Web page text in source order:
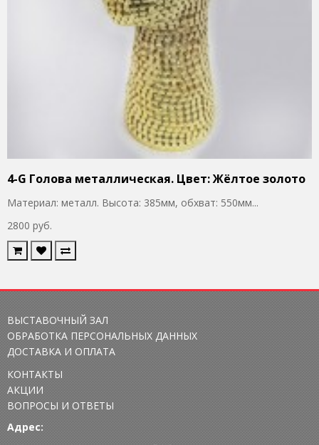
4-G Голова металлическая. Цвет: Жёлтое золото
Материал: металл. Высота: 385мм, обхват: 550мм...
2800 руб.
ВЫСТАВОЧНЫЙ ЗАЛ
ОБРАБОТКА ПЕРСОНАЛЬНЫХ ДАННЫХ
ДОСТАВКА И ОПЛАТА
КОНТАКТЫ
АКЦИИ
ВОПРОСЫ И ОТВЕТЫ
Адрес: